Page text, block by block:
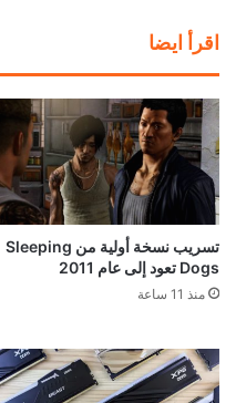
اقرأ ايضا
تسريب نسخة أولية من Sleeping
Dogs تعود إلى عام 2011
منذ 11 ساعة